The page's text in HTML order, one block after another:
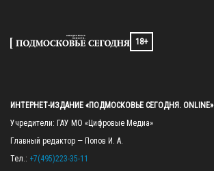
18+
ИНТЕРНЕТ-ИЗДАНИЕ «ПОДМОСКОВЬЕ СЕГОДНЯ. ONLINE»
Учредители: ГАУ МО «Цифровые Медиа»
Главный редактор — Попов И. А.
Тел.: +7(495)223-35-11